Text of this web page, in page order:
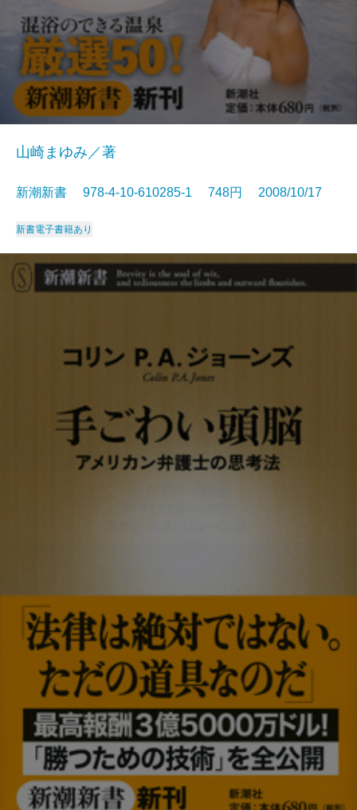
山崎まゆみ／著
新潮新書 978-4-10-610285-1 748円 2008/10/17
新書電子書籍あり